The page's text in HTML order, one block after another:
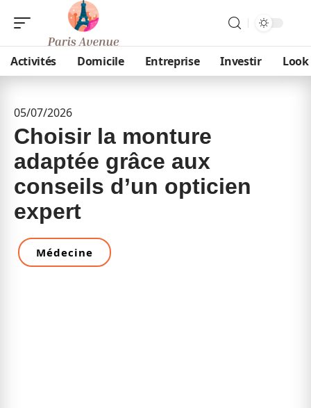
Activités Domicile Entreprise Investir Look
05/07/2026
Choisir la monture
adaptée grâce aux
conseils d’un opticien
expert
Médecine